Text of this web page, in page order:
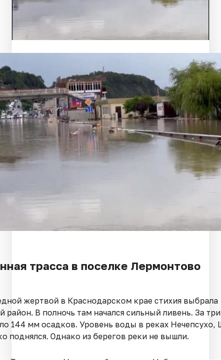
трасса в поселке Лермонтово
жертвой в Краснодарском крае стихия выбрала
район. В полночь там начался сильный ливень. За три
144 мм осадков. Уровень воды в реках Нечепсухо,
поднялся. Однако из берегов реки не вышли.